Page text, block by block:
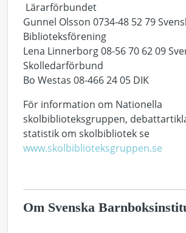
Lärarförbundet
Gunnel Olsson 0734-48 52 79
Biblioteksförening
Lena Linnerborg 08-56 70 62 09
Skolledarförbund
Bo Westas 08-466 24 05 DIK
För information om Nationella
skolbiblioteksgruppen,
statistik om skolbibliotek se
www.skolbiblioteksgruppen.se
Om Svenska